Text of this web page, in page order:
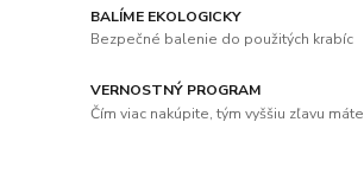
BALÍME EKOLOGICKY
Bezpečné balenie do použitých krabíc
VERNOSTNÝ PROGRAM
Čím viac nakúpite, tým vyššiu zľavu máte